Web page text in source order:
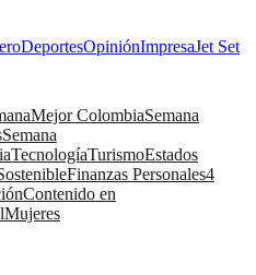
DeportesOpiniónImpresaJet Set
Mejor ColombiaSemana
Semana
TecnologíaTurismoEstados
Finanzas Personales4
Contenido en
Mujeres